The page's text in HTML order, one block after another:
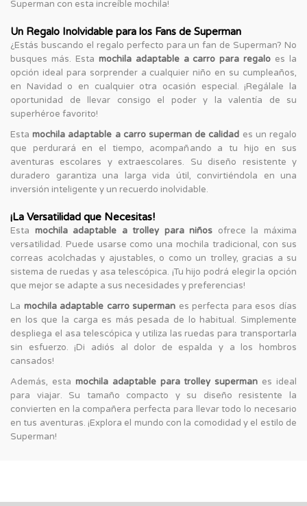
Superman con esta increíble mochila!
Un Regalo Inolvidable para los Fans de Superman
¿Estás buscando el regalo perfecto para un fan de Superman? No
busques más. Esta mochila adaptable a carro para regalo es la
opción ideal para sorprender a cualquier niño en su cumpleaños,
en Navidad o en cualquier otra ocasión especial. ¡Regálale la
oportunidad de llevar consigo el poder y la valentía de su
superhéroe favorito!
Estamochila adaptable a carro superman de calidad es un regalo
que perdurará en el tiempo, acompañando a tu hijo en sus
aventuras escolares y extraescolares. Su diseño resistente y
duradero garantiza una larga vida útil, convirtiéndola en una
inversión inteligente y un recuerdo inolvidable.
¡La Versatilidad que Necesitas!
Esta mochila adaptable a trolley para niños ofrece la máxima
versatilidad. Puede usarse como una mochila tradicional, con sus
correas acolchadas y ajustables, o como un trolley, gracias a su
sistema de ruedas y asa telescópica. ¡Tu hijo podrá elegir la opción
que mejor se adapte a sus necesidades y preferencias!
La mochila adaptable carro superman es perfecta para esos días
en los que la carga es más pesada de lo habitual. Simplemente
despliega el asa telescópica y utiliza las ruedas para transportarla
sin esfuerzo. ¡Di adiós al dolor de espalda y a los hombros
cansados!
Además, esta mochila adaptable para trolley superman es ideal
para viajar. Su tamaño compacto y su diseño resistente la
convierten en la compañera perfecta para llevar todo lo necesario
en tus aventuras. ¡Explora el mundo con la comodidad y el estilo de
Superman!